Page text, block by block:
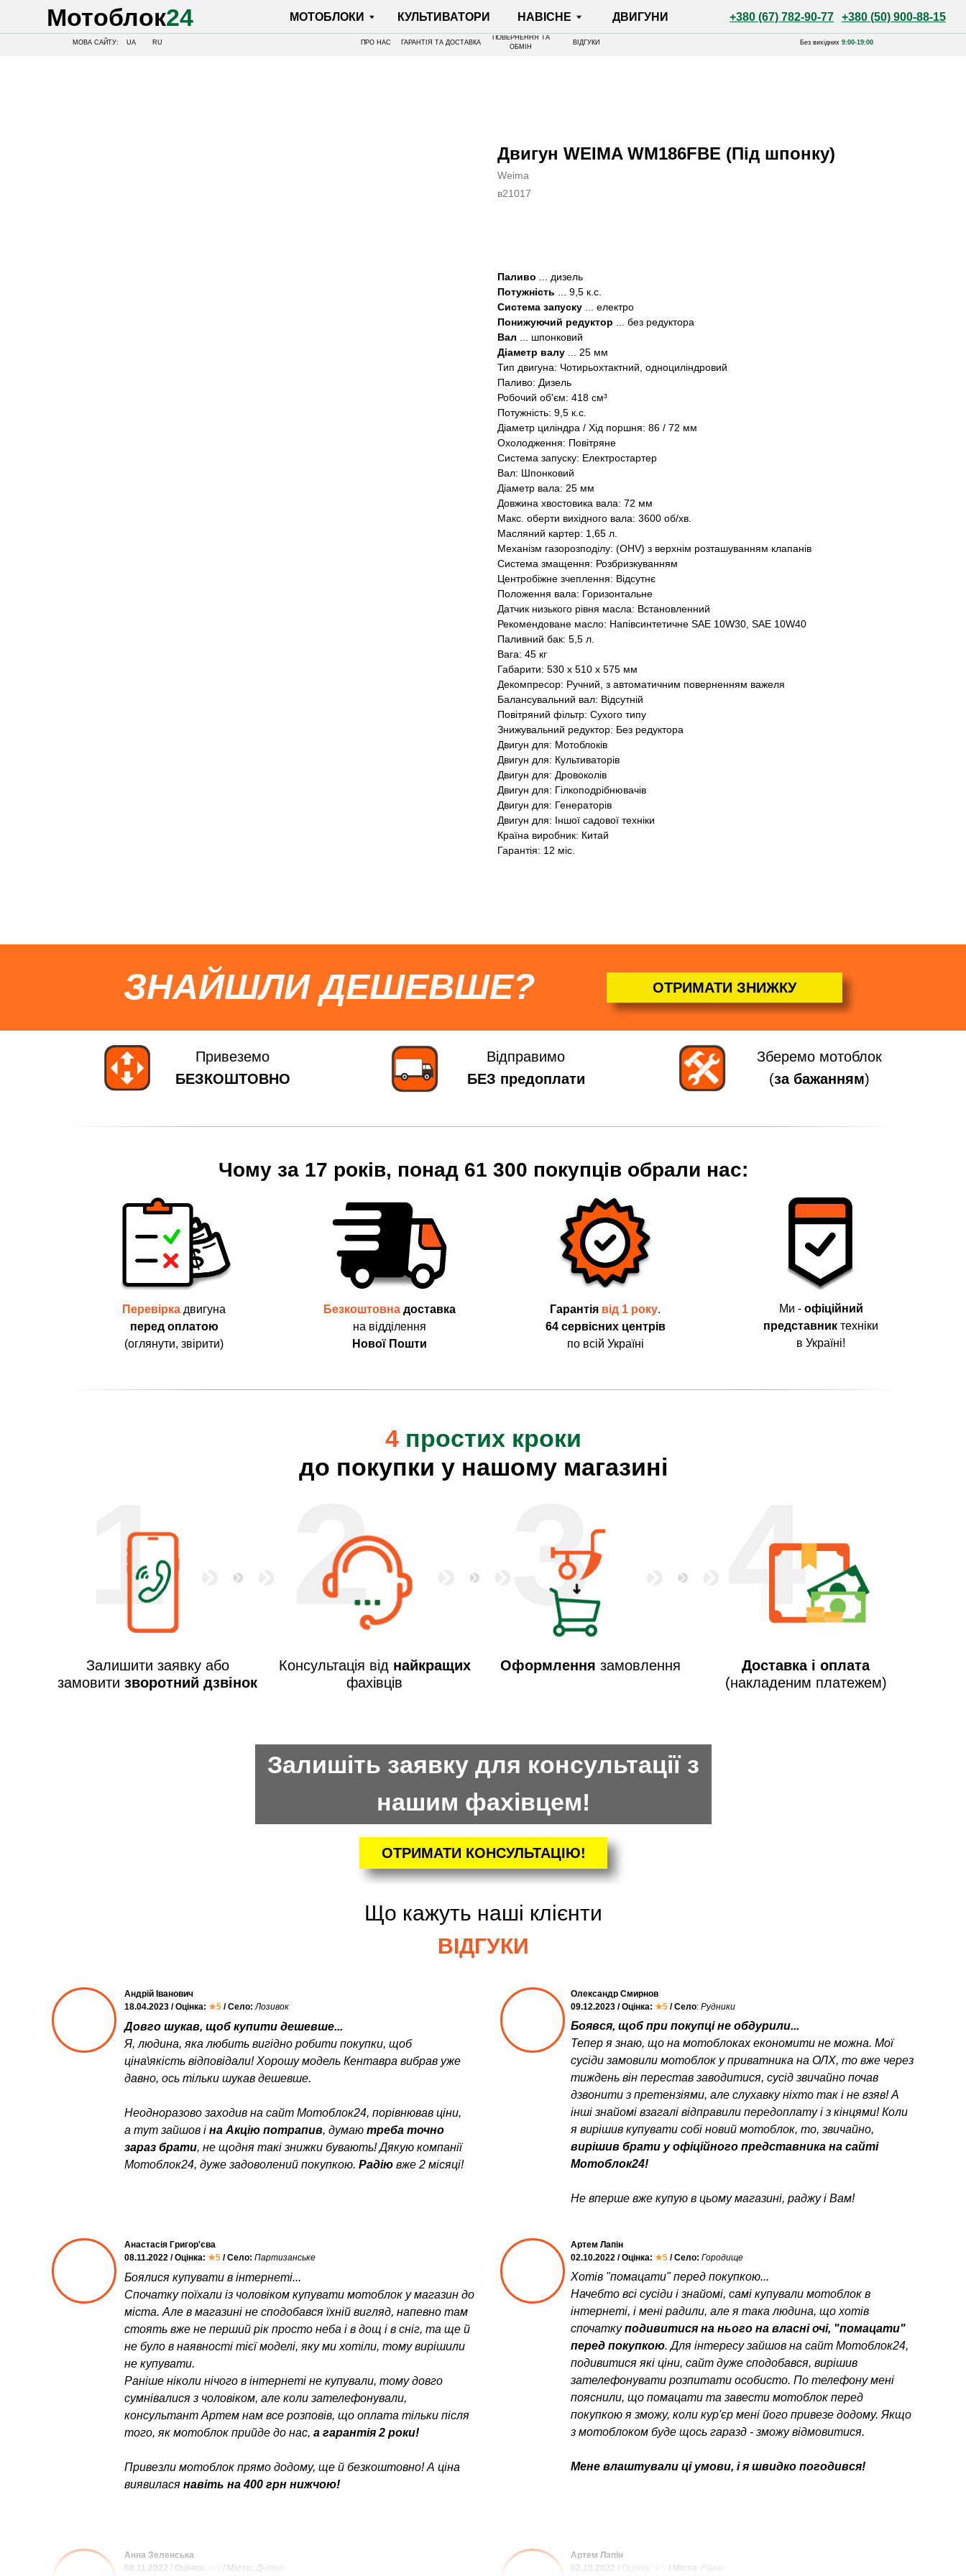
Мотоблок24 +380 (67) 782-90-77 +380 (50) 900-88-15
МОТОБЛОКИ КУЛЬТИВАТОРИ НАВІСНЕ ДВИГУНИ
МОВА САЙТУ:
ПОВЕРНЕННЯ ТА
ОБМІН
ВІДГУКИ
Двигун WEIMA WM186FBЕ (Під шпонку)
Weima
в21017
Паливо ... дизель
Потужність ... 9,5 к.с.
Система запуску ... електро
Понижуючий редуктор ... без редуктора
Вал ... шпонковий
Діаметр валу ... 25 мм
Тип двигуна: Чотирьохтактний, одноциліндровий
Паливо: Дизель
Робочий об'єм: 418 см³
Потужність: 9,5 к.с.
Діаметр циліндра / Хід поршня: 86 / 72 мм
Охолодження: Повітряне
Система запуску: Електростартер
Вал: Шпонковий
Діаметр вала: 25 мм
Довжина хвостовика вала: 72 мм
Макс. оберти вихідного вала: 3600 об/хв.
Масляний картер: 1,65 л.
Механізм газорозподілу: (OHV) з верхнім розташуванням клапанів
Система змащення: Розбризкуванням
Центробіжне зчеплення: Відсутнє
Положення вала: Горизонтальне
Датчик низького рівня масла: Встановленний
Рекомендоване масло: Напівсинтетичне SAE 10W30, SAE 10W40
Паливний бак: 5,5 л.
Вага: 45 кг
Габарити: 530 x 510 x 575 мм
Декомпресор: Ручний, з автоматичним поверненням важеля
Балансувальний вал: Відсутній
Повітряний фільтр: Сухого типу
Знижувальний редуктор: Без редуктора
Двигун для: Мотоблоків
Двигун для: Культиваторів
Двигун для: Дровоколів
Двигун для: Гілкоподрібнювачів
Двигун для: Генераторів
Двигун для: Іншої садової техніки
Країна виробник: Китай
Гарантія: 12 міс.
ЗНАЙШЛИ ДЕШЕВШЕ? ОТРИМАТИ ЗНИЖКУ
Відправимо
БЕЗ предоплати
Привеземо
БЕЗКОШТОВНО
Зберемо мотоблок
(за бажанням)
Чому за 17 років, понад 61 300 покупців обрали нас:
Перевірка двигуна
перед оплатою
(оглянути, звірити)
Гарантія від 1 року.
64 сервісних центрів
по всій Україні
Безкоштовна доставка
на відділення
Нової Пошти
Ми - офіційний
представник техніки
в Україні!
1 4
3
2
Залишити заявку або
замовити зворотний дзвінок
Консультація від найкращих
фахівців
Оформлення замовлення
Доставка і оплата
(накладеним платежем)
4 простих кроки
до покупки у нашому магазині
ОТРИМАТИ КОНСУЛЬТАЦІЮ!
Залишіть заявку для консультації з
нашим фахівцем!
Що кажуть наші клієнти
ВІДГУКИ
Хотів "помацати" перед покупкою...
Начебто всі сусіди і знайомі, самі купували мотоблок в
інтернеті, і мені радили, але я така людина, що хотів
спочаткуподивитися на нього на власні очі, "помацати"
перед покупкою. Для інтересу зайшов на сайт Мотоблок24,
подивитися які ціни, сайт дуже сподобався, вирішив
зателефонувати розпитати особисто. По телефону мені
пояснили, що помацати та завести мотоблок перед
покупкою я зможу, коли кур'єр мені його привезе додому. Якщо
з мотоблоком буде щось гаразд - зможу відмовитися.
Мене влаштували ці умови, і я швидко погодився!
Артем Лапін
02.10.2022 / Оцінка: ★5 / Село: Городище
Боявся, щоб при покупці не обдурили...
Тепер я знаю, що на мотоблоках економити не можна. Мої
сусіди замовили мотоблок у приватника на ОЛХ, то вже через
тиждень він перестав заводитися, сусід звичайно почав
дзвонити з претензіями, але слухавку ніхто так і не взяв! А
інші знайомі взагалі відправили передоплату і з кінцями! Коли
я вирішив купувати собі новий мотоблок, то, звичайно,
вирішив брати у офіційного представника на сайті
Мотоблок24!
Не вперше вже купую в цьому магазині, раджу і Вам!
Олександр Смирнов
09.12.2023 / Оцінка: ★5 / Село: Рудники
Боялися купувати в інтернеті...
Спочатку поїхали із чоловіком купувати мотоблок у магазин до
міста. Але в магазині не сподобався їхній вигляд, напевно там
стоять вже не перший рік просто неба і в дощ і в сніг, та ще й
не було в наявності тієї моделі, яку ми хотіли, тому вирішили
не купувати.
Раніше ніколи нічого в інтернеті не купували, тому довго
сумнівалися з чоловіком, але коли зателефонували,
консультант Артем нам все розповів, що оплата тільки після
того, як мотоблок прийде до нас, а гарантія 2 роки!
Привезли мотоблок прямо додому, ще й безкоштовно! А ціна
виявилася навіть на 400 грн нижчою!
Анастасія Григор'єва
08.11.2022 / Оцінка: ★5 / Село: Партизанське
Артем Лапін
02.10.2022 / Оцінка: ★5 / Місто: Рівне
Анна Зеленська
08.11.2022 / Оцінка: ★5 / Місто: Дніпро
Довго шукав, щоб купити дешевше...
Я, людина, яка любить вигідно робити покупки, щоб
ціна\якість відповідали! Хорошу модель Кентавра вибрав уже
давно, ось тільки шукав дешевше.
Неодноразово заходив на сайт Мотоблок24, порівнював ціни,
а тут зайшов і на Акцію потрапив, думаю треба точно
зараз брати, не щодня такі знижки бувають! Дякую компанії
Мотоблок24, дуже задоволений покупкою. Радію вже 2 місяці!
Андрій Іванович
18.04.2023 / Оцінка: ★5 / Село: Лозивок